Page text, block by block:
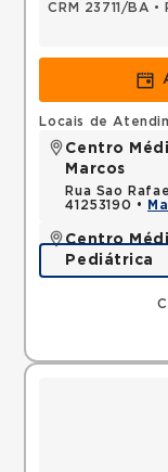
CRM 23711/BA •
Locais de
Centro
Marcos
Rua Sao
41253190 •
Centro
Pediátrica
Rua Doutor
Cachoeira,